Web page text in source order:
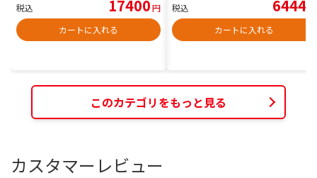
税込 17400円
カートに入れる
税込 6444
カートに入れる
このカテゴリをもっと見る
カスタマーレビュー